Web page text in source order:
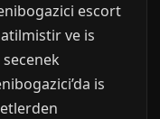
escort
ve is
is